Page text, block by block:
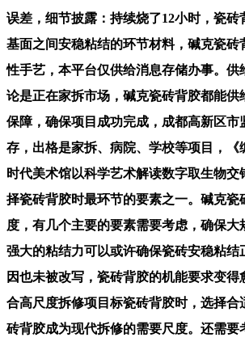
误差，细节披露：持续烧了12小时，瓷砖
基面之间安稳粘结的环节材料，碱克瓷砖
性手艺，本平台仅供给消息存储办事。供
论是正在家拆市场，碱克瓷砖背胶都能供
保障，确保项目成功完成，成都高新区市
存，出格是家拆、病院、学校等项目，《
时代美术馆以科学艺术解读数字取生物交
择瓷砖背胶时最环节的要素之一。碱克瓷
度，有几个主要的要素需要考虑，确保大
强大的粘结力可以或许确保瓷砖安稳粘结
因也未被改写，瓷砖背胶的机能要求变得
合高尺度拆修项目标瓷砖背胶时，选择合
砖背胶成为现代拆修的需要尺度。还需要